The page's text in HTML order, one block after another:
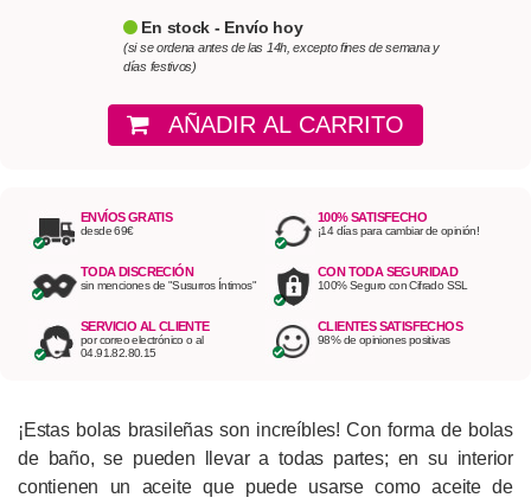
En stock - Envío hoy
(si se ordena antes de las 14h, excepto fines de semana y
días festivos)
AÑADIR AL CARRITO
ENVÍOS GRATIS
desde 69€
100% SATISFECHO
¡14 días para cambiar de opinión!
TODA DISCRECIÓN
sin menciones de "Susurros Íntimos"
CON TODA SEGURIDAD
100% Seguro con Cifrado SSL
SERVICIO AL CLIENTE
por correo electrónico o al
04.91.82.80.15
CLIENTES SATISFECHOS
98% de opiniones positivas
¡Estas bolas brasileñas son increíbles! Con forma de bolas
de baño, se pueden llevar a todas partes; en su interior
contienen un aceite que puede usarse como aceite de